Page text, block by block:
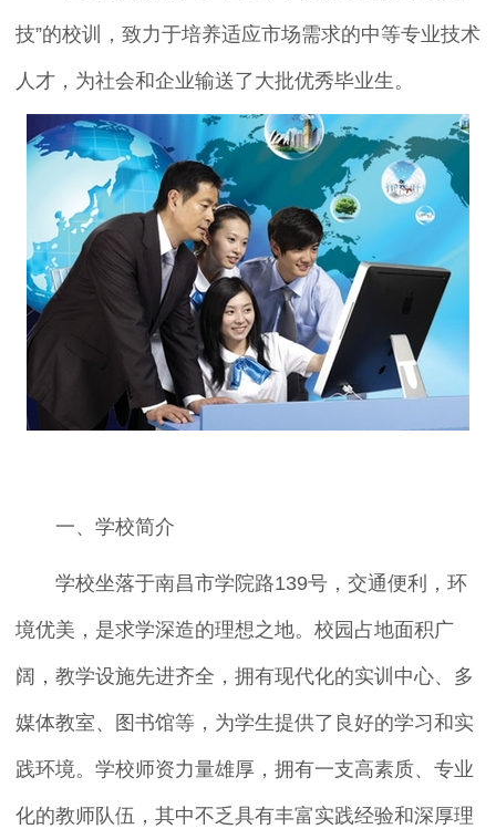
技”的校训，致力于培养适应市场需求的中等专业技术
人才，为社会和企业输送了大批优秀毕业生。
一、学校简介
学校坐落于南昌市学院路139号，交通便利，环
境优美，是求学深造的理想之地。校园占地面积广
阔，教学设施先进齐全，拥有现代化的实训中心、多
媒体教室、图书馆等，为学生提供了良好的学习和实
践环境。学校师资力量雄厚，拥有一支高素质、专业
化的教师队伍，其中不乏具有丰富实践经验和深厚理